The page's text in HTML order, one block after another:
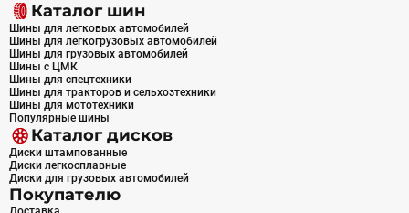
Каталог шин
Шины для легковых автомобилей
Шины для легкогрузовых автомобилей
Шины для грузовых автомобилей
Шины с ЦМК
Шины для спецтехники
Шины для тракторов и сельхозтехники
Шины для мототехники
Популярные шины
Каталог дисков
Диски штампованные
Диски легкосплавные
Диски для грузовых автомобилей
Покупателю